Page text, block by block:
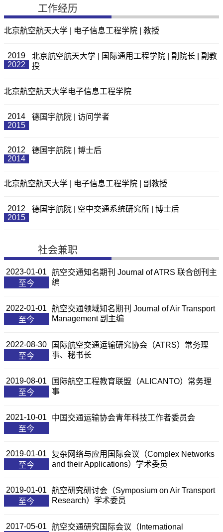
工作经历
北京航空航天大学 | 电子信息工程学院 | 教授
2019
2022
北京航空航天大学 | 国际通用工程学院 | 副院长 | 副教
授
北京航空航天大学电子信息工程学院
2014
2015
德国宇航院 | 访问学者
2012
2014
德国宇航院 | 博士后
北京航空航天大学 | 电子信息工程学院 | 副教授
2012
2015
德国宇航院 | 空中交通系统研究所 | 博士后
社会兼职
2023-01-01
至今
航空交通知名期刊 Journal of ATRS 联合创刊主
编
2022-01-01
至今
航空交通领域知名期刊 Journal of Air Transport
Management 副主编
2022-08-30
至今
国际航空交通运输研究协会（ATRS）常务理
事、秘书长
2019-08-01
至今
国际航空工程教育联盟（ALICANTO）常务理
事
2021-10-01
至今
中国交通运输协会青年科技工作者委员会
2019-01-01
至今
复杂网络与应用国际会议（Complex Networks
and their Applications）学术委员
2019-01-01
至今
航空研究研讨会（Symposium on Air Transport
Research）学术委员
2017-05-01
航空交通研究国际会议（International